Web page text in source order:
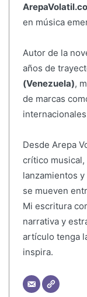
en música
Autor de la
años de
(Venezuela),
de marcas
Desde Arepa
crítico
lanzamientos
se mueven
Mi escritura
narrativa y
artículo tenga
inspira.